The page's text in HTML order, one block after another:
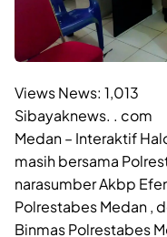
Views News: 1,013
Sibayaknews. . com
Medan – Interaktif
masih bersama
narasumber Akbp
Polrestabes Medan ,
Binmas Polrestabes